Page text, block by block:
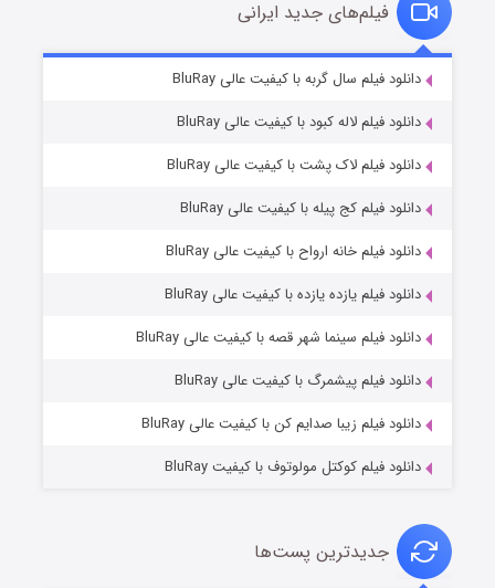
قسمت۷ (زیرنویس) منتشر شد
فیلم‌های جدید ایرانی
دانلود فیلم سال گربه با کیفیت عالی BluRay
دانلود فیلم لاله کبود با کیفیت عالی BluRay
دانلود فیلم لاک پشت با کیفیت عالی BluRay
دانلود فیلم کج‌ پیله با کیفیت عالی BluRay
دانلود فیلم خانه ارواح با کیفیت عالی BluRay
دانلود فیلم یازده یازده با کیفیت عالی BluRay
دانلود فیلم سینما شهر قصه با کیفیت عالی BluRay
دانلود فیلم پیشمرگ با کیفیت عالی BluRay
دانلود فیلم زیبا صدایم کن با کیفیت عالی BluRay
دانلود فیلم کوکتل مولوتوف با کیفیت BluRay
جدیدترین پست‌ها